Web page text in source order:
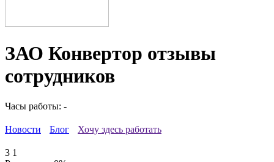
ЗАО Конвертор отзывы
сотрудников
Часы работы: -
Новости Блог Хочу здесь работать
3 1